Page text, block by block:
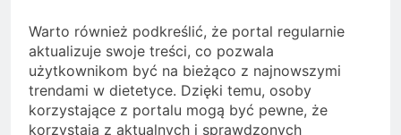
Warto również podkreślić, że portal regularnie
aktualizuje swoje treści, co pozwala
użytkownikom być na bieżąco z najnowszymi
trendami w dietetyce. Dzięki temu, osoby
korzystające z portalu mogą być pewne, że
korzystają z aktualnych i sprawdzonych